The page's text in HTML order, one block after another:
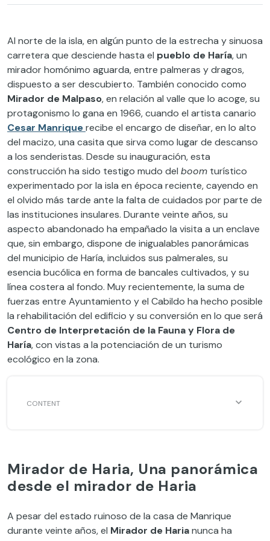
Al norte de la isla, en algún punto de la estrecha y sinuosa
carretera que desciende hasta el pueblo de Haría, un
mirador homónimo aguarda, entre palmeras y dragos,
dispuesto a ser descubierto. También conocido como
Mirador de Malpaso, en relación al valle que lo acoge, su
protagonismo lo gana en 1966, cuando el artista canario
Cesar Manriquerecibe el encargo de diseñar, en lo alto
del macizo, una casita que sirva como lugar de descanso
a los senderistas. Desde su inauguración, esta
construcción ha sido testigo mudo del boom turístico
experimentado por la isla en época reciente, cayendo en
el olvido más tarde ante la falta de cuidados por parte de
las instituciones insulares. Durante veinte años, su
aspecto abandonado ha empañado la visita a un enclave
que, sin embargo, dispone de inigualables panorámicas
del municipio de Haría, incluidos sus palmerales, su
esencia bucólica en forma de bancales cultivados, y su
línea costera al fondo. Muy recientemente, la suma de
fuerzas entre Ayuntamiento y el Cabildo ha hecho posible
la rehabilitación del edificio y su conversión en lo que será
Centro de Interpretación de la Fauna y Flora de
Haría, con vistas a la potenciación de un turismo
ecológico en la zona.
Mirador de Haria, Una panorámica
desde el mirador de Haria
A pesar del estado ruinoso de la casa de Manrique
durante veinte años, el Mirador de Harianunca ha